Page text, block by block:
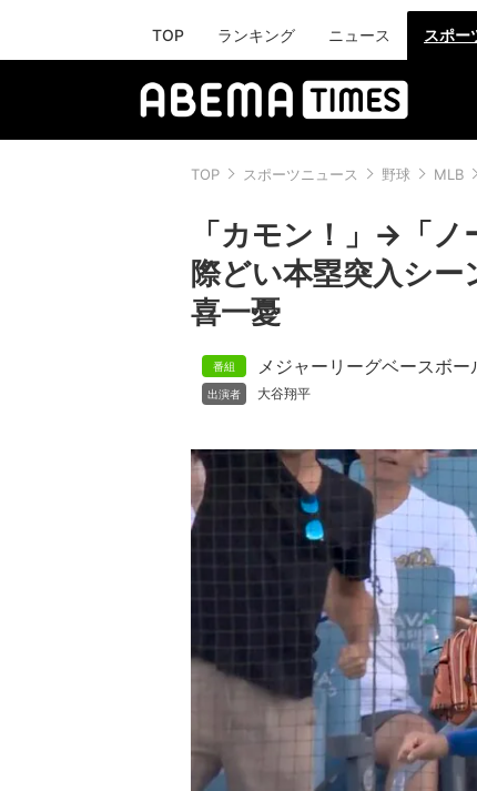
TOP ランキング ニュース スポー
TOP スポーツニュース 野球 MLB
「カモン！」→「ノ
際どい本塁突入シ
喜一憂
メジャーリーグベースボー
大谷翔平